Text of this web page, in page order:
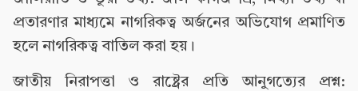
প্রতারণার মাধ্যমে নাগরিকত্ব অর্জনের অভিযোগ প্রমাণিত
হলে নাগরিকত্ব বাতিল করা হয়।
জাতীয় নিরাপত্তা ও রাষ্ট্রের প্রতি আনুগত্যের প্রশ্ন: